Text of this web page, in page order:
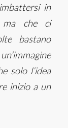
in
ma che ci
bastano
solo l’idea
inizio a un